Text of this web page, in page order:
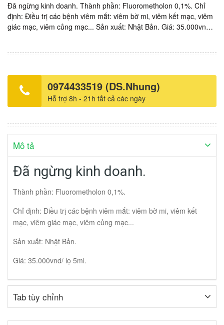
Đã ngừng kinh doanh. Thành phần: Fluorometholon 0,1%. Chỉ
định: Điều trị các bệnh viêm mắt: viêm bờ mi, viêm kết mạc, viêm
giác mạc, viêm củng mạc... Sản xuất: Nhật Bản. Giá: 35.000vnd/
0974433519 (DS.Nhung)
Hỗ trợ 8h - 21h tất cả các ngày
Mô tả
Đã ngừng kinh doanh.
Thành phần: Fluorometholon 0,1%.
Chỉ định: Điều trị các bệnh viêm mắt: viêm bờ mi, viêm kết
mạc, viêm giác mạc, viêm củng mạc...
Sản xuất: Nhật Bản.
Giá: 35.000vnd/ lọ 5ml.
Tab tùy chỉnh